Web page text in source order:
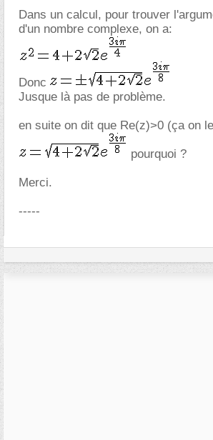
Dans un calcul, pour trouver
d'un nombre complexe, on a:
Donc
Jusque là pas de problème.
en suite on dit que Re(z)>0 (ça on
pourquoi ?
Merci.
-----